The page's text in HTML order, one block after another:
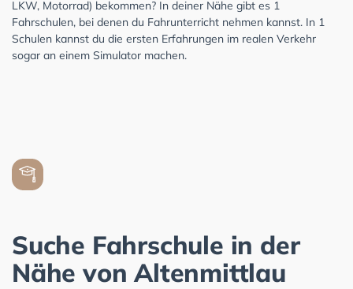
LKW, Motorrad) bekommen? In deiner Nähe gibt es 1
Fahrschulen, bei denen du Fahrunterricht nehmen kannst. In 1
Schulen kannst du die ersten Erfahrungen im realen Verkehr
sogar an einem Simulator machen.
Suche Fahrschule in der
Nähe von Altenmittlau